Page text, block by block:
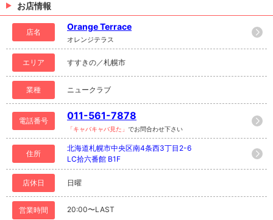
お店情報
店名
Orange Terrace
オレンジテラス
エリア すすきの／札幌市
業種 ニュークラブ
電話番号 011-561-7878
「キャバキャバ見た」 でお問合わせ下さい
住所
北海道札幌市中央区南4条西3丁目2-6
LC拾六番館 B1F
店休日 日曜
営業時間 20:00〜LAST